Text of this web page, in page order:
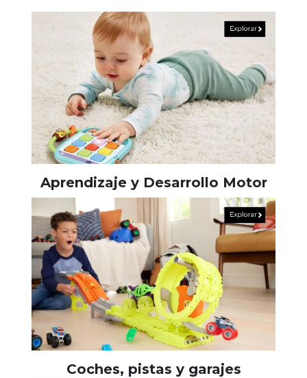
Aprendizaje y Desarrollo Motor
Coches, pistas y garajes